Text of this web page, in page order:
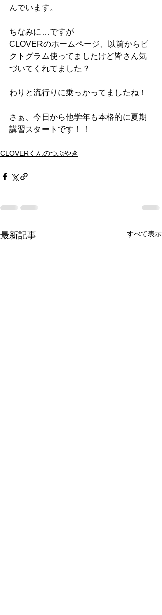
んでいます。
ちなみに…ですが
CLOVERのホームページ、以前からピ
クトグラム使ってましたけど皆さん気
づいてくれてました？
わりと流行りに乗っかってましたね！
さぁ、今日から他学年も本格的に夏期
講習スタートです！！
CLOVERくんのつぶやき
最新記事 すべて表示